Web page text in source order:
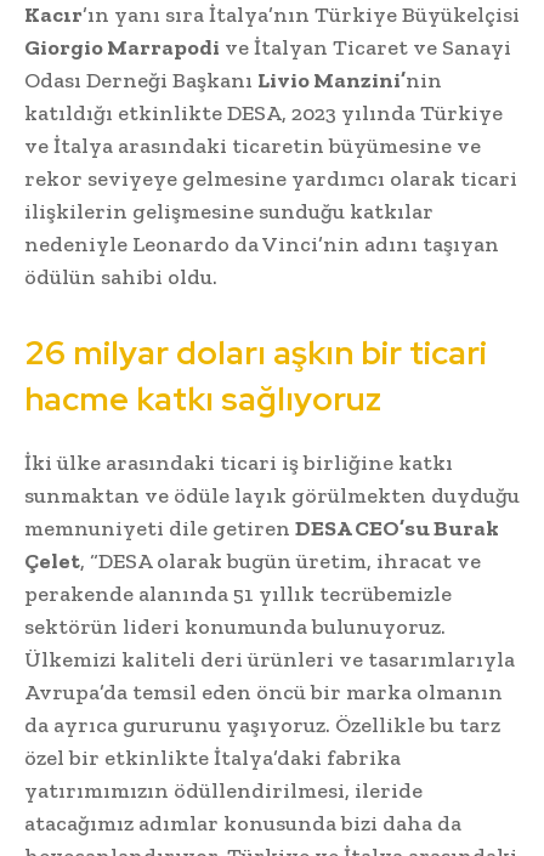
Kacır’ın yanı sıra İtalya’nın Türkiye Büyükelçisi
Giorgio Marrapodi ve İtalyan Ticaret ve Sanayi
Odası Derneği Başkanı Livio Manzini’nin
katıldığı etkinlikte DESA, 2023 yılında Türkiye
ve İtalya arasındaki ticaretin büyümesine ve
rekor seviyeye gelmesine yardımcı olarak ticari
ilişkilerin gelişmesine sunduğu katkılar
nedeniyle Leonardo da Vinci’nin adını taşıyan
ödülün sahibi oldu.
26 milyar doları aşkın bir ticari
hacme katkı sağlıyoruz
İki ülke arasındaki ticari iş birliğine katkı
sunmaktan ve ödüle layık görülmekten duyduğu
memnuniyeti dile getiren DESA CEO’su Burak
Çelet, “DESA olarak bugün üretim, ihracat ve
perakende alanında 51 yıllık tecrübemizle
sektörün lideri konumunda bulunuyoruz.
Ülkemizi kaliteli deri ürünleri ve tasarımlarıyla
Avrupa’da temsil eden öncü bir marka olmanın
da ayrıca gururunu yaşıyoruz. Özellikle bu tarz
özel bir etkinlikte İtalya’daki fabrika
yatırımımızın ödüllendirilmesi, ileride
atacağımız adımlar konusunda bizi daha da